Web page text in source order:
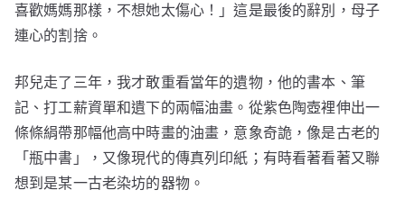
喜歡媽媽那樣，不想她太傷心！」這是最後的辭別，母子
連心的割捨。
邦兒走了三年，我才敢重看當年的遺物，他的書本、筆
記、打工薪資單和遺下的兩幅油畫。從紫色陶壺裡伸出一
條條絹帶那幅他高中時畫的油畫，意象奇詭，像是古老的
「瓶中書」，又像現代的傳真列印紙；有時看著看著又聯
想到是某一古老染坊的器物。